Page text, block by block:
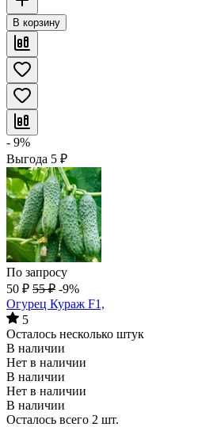
В корзину
- 9%
Выгода 5 ₽
По запросу
50 ₽ 55 ₽ -9%
Огурец Кураж F1,
5
Осталось несколько штук
В наличии
Нет в наличии
В наличии
Нет в наличии
В наличии
Осталось всего 2 шт.